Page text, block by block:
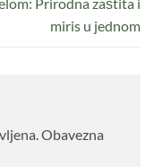
miris u jednom
Obavezna